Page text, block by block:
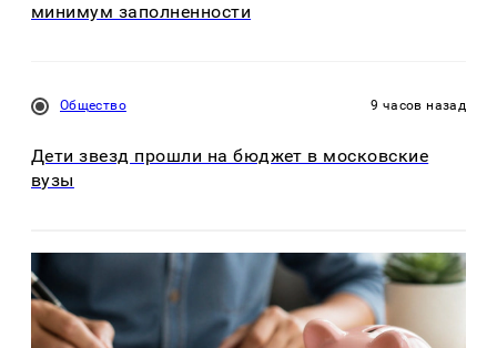
минимум заполненности
Общество 9 часов назад
Дети звезд прошли на бюджет в московские
вузы